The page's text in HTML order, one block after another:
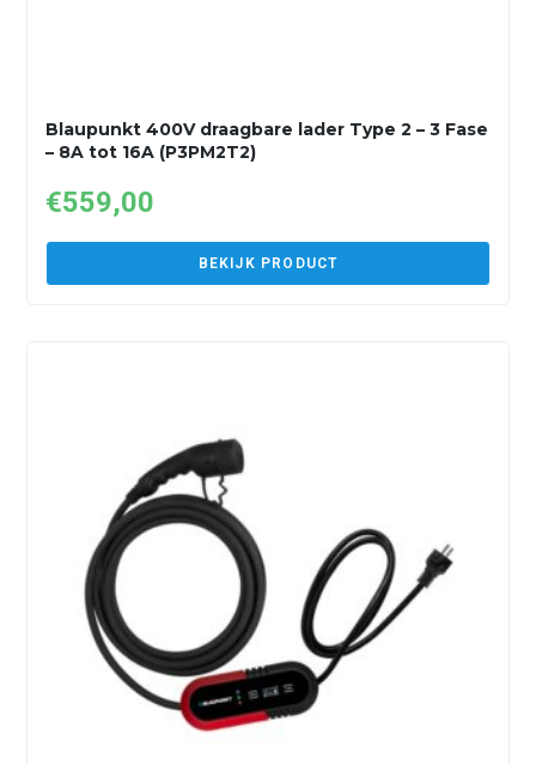
Blaupunkt 400V draagbare lader Type 2 – 3 Fase
– 8A tot 16A (P3PM2T2)
€559,00
BEKIJK PRODUCT